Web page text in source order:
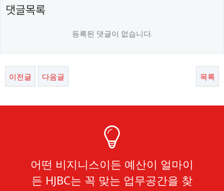
댓글목록
등록된 댓글이 없습니다.
이전글 다음글 목록
어떤 비지니스이든 예산이 얼마이
든 HJBC는 꼭 맞는 업무공간을 찾